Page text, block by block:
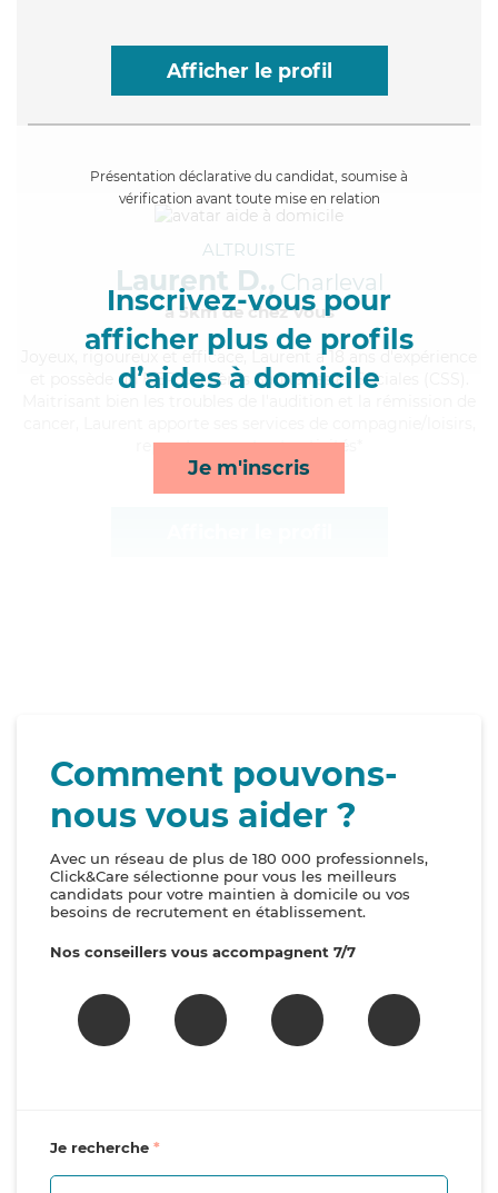
Afficher le profil
Présentation déclarative du candidat, soumise à
vérification avant toute mise en relation
Inscrivez-vous pour
afficher plus de profils
d’aides à domicile
Je m'inscris
ALTRUISTE
Laurent D., Charleval
à 5km de chez Vous
, rigoureux et efficace, Laurent a 18 ans d'expérience
et possède un BEP Carrières Sanitaires et Sociales (CSS).
repas, transports et activités*
Comment pouvons-
nous vous aider ?
Avec un réseau de plus de 180 000 professionnels,
Click&Care sélectionne pour vous les meilleurs
candidats pour votre maintien à domicile ou vos
besoins de recrutement en établissement.
Nos conseillers vous accompagnent 7/7
Je recherche